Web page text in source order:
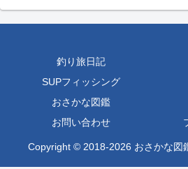
釣り旅日記
SUPフィッシング
おさかな図鑑
お問い合わせ
Copyright © 2018-2026 おさかな図